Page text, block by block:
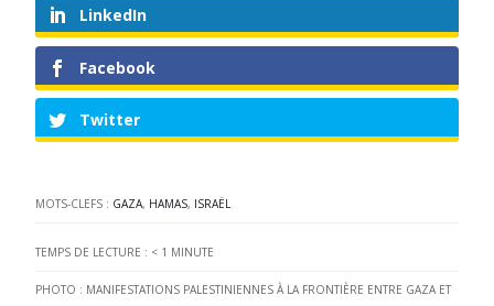
LinkedIn
Facebook
Twitter
MOTS-CLEFS : GAZA, HAMAS, ISRAËL
TEMPS DE LECTURE : < 1 MINUTE
PHOTO : MANIFESTATIONS PALESTINIENNES À LA FRONTIÈRE ENTRE GAZA ET